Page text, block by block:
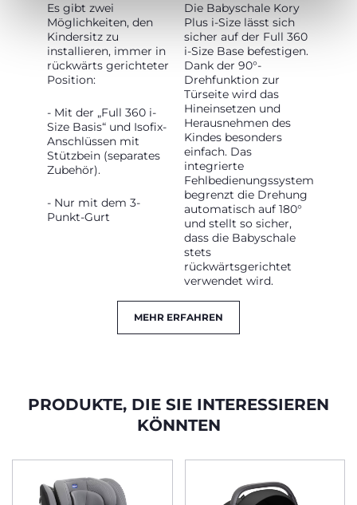
Es gibt zwei
Möglichkeiten, den
Kindersitz zu
installieren, immer in
rückwärts gerichteter
Position:
- Mit der „Full 360 i-
Size Basis“ und Isofix-
Anschlüssen mit
Stützbein (separates
Zubehör).
- Nur mit dem 3-
Punkt-Gurt
Die Babyschale Kory
Plus i-Size lässt sich
sicher auf der Full 360
i-Size Base befestigen.
Dank der 90°-
Drehfunktion zur
Türseite wird das
Hineinsetzen und
Herausnehmen des
Kindes besonders
einfach. Das
integrierte
Fehlbedienungssystem
begrenzt die Drehung
automatisch auf 180°
und stellt so sicher,
dass die Babyschale
stets
rückwärtsgerichtet
verwendet wird.
MEHR ERFAHREN
PRODUKTE, DIE SIE INTERESSIEREN
KÖNNTEN